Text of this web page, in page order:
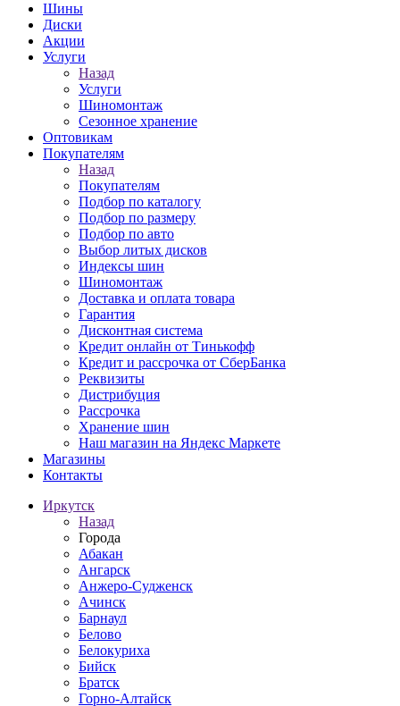
Шины
Диски
Акции
Услуги
Назад
Услуги
Шиномонтаж
Сезонное хранение
Оптовикам
Покупателям
Назад
Покупателям
Подбор по каталогу
Подбор по размеру
Подбор по авто
Выбор литых дисков
Индексы шин
Шиномонтаж
Доставка и оплата товара
Гарантия
Дисконтная система
Кредит онлайн от Тинькофф
Кредит и рассрочка от СберБанка
Реквизиты
Дистрибуция
Рассрочка
Хранение шин
Наш магазин на Яндекс Маркете
Магазины
Контакты
Иркутск
Назад
Города
Абакан
Ангарск
Анжеро-Судженск
Ачинск
Барнаул
Белово
Белокуриха
Бийск
Братск
Горно-Алтайск